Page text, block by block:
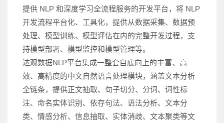
提供 NLP 和深度学习全流程服务的开发平台，将 NLP
开发流程平台化、工具化，提供从数据采集、数据预
处理、模型训练、模型评估在内的完整开发过程，支
持模型部署、模型监控和模型管理等。
达观数据NLP平台集成一整套自底向上的丰富、高
效、高精度的中文自然语言处理模块，涵盖文本分析
全链条，提供正文抽取、句子切分、分词、词性标
注、命名实体识别、依存句法、语法分析、文本分
类、情感分析、信息抽取、实体消歧、文本聚类等文